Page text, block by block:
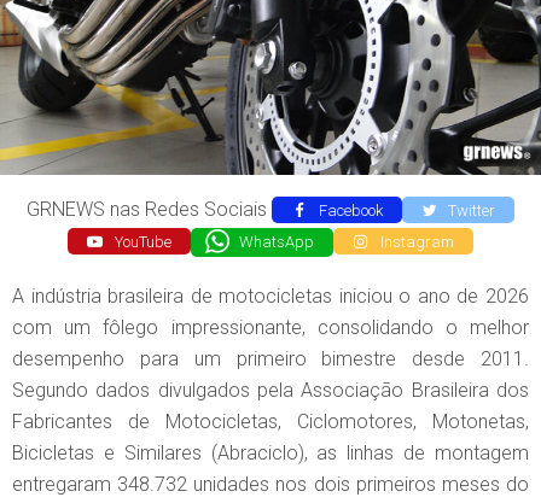
GRNEWS nas Redes Sociais Facebook
Twitter
YouTube
WhatsApp Instagram
A indústria brasileira de motocicletas iniciou o ano de 2026
com um fôlego impressionante, consolidando o melhor
desempenho para um primeiro bimestre desde 2011.
Segundo dados divulgados pela Associação Brasileira dos
Fabricantes de Motocicletas, Ciclomotores, Motonetas,
Bicicletas e Similares (Abraciclo), as linhas de montagem
entregaram 348.732 unidades nos dois primeiros meses do